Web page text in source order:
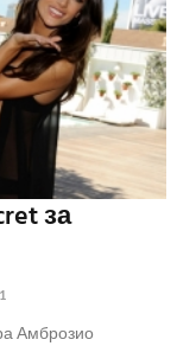
за
Амброзио